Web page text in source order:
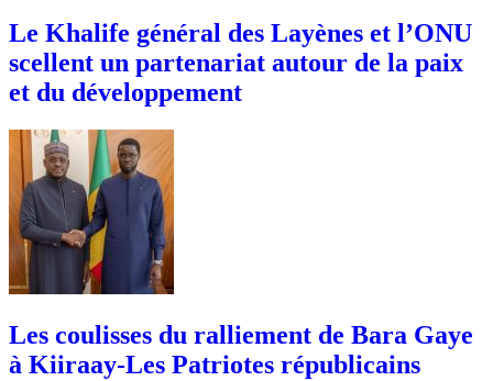
Le Khalife général des Layènes et l’ONU
scellent un partenariat autour de la paix
et du développement
Les coulisses du ralliement de Bara Gaye
à Kiiraay-Les Patriotes républicains